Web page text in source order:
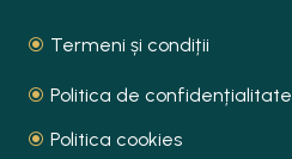
Termeni și condiții
Politica de confidențialitate
Politica cookies